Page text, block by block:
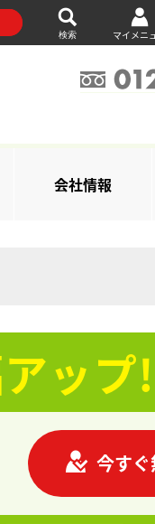
検索 マイメニ
会社情報
ップ
今す